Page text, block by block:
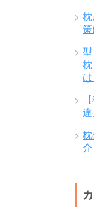
枕
策
型
枕
は
違
枕
介